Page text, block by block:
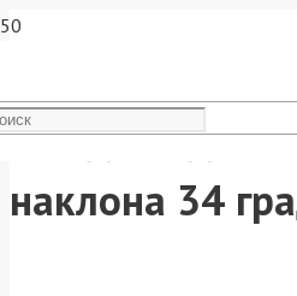
Гвозди
наклона 34